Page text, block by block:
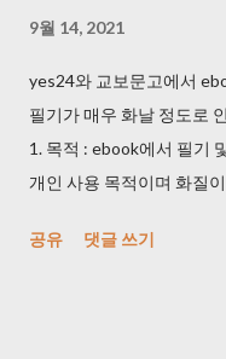
9월 14, 2021
yes24와 교보문고에서
필기가 매우 화날 정도로
1. 목적 : ebook에서 필기
개인 사용 목적이며 화질
문에 프로그램으로는 촬
공유 댓글 쓰기